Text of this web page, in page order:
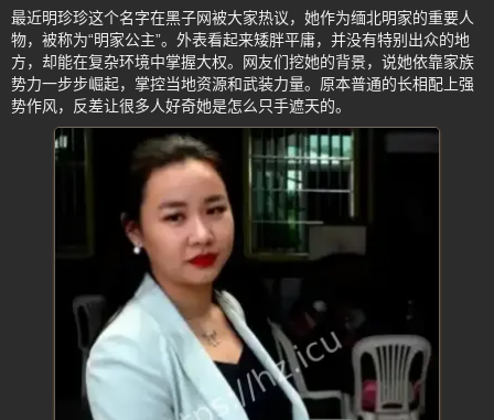
最近明珍珍这个名字在黑子网被大家热议，她作为缅北明家的重要人
物，被称为“明家公主”。外表看起来矮胖平庸，并没有特别出众的地
方，却能在复杂环境中掌握大权。网友们挖她的背景，说她依靠家族
势力一步步崛起，掌控当地资源和武装力量。原本普通的长相配上强
势作风，反差让很多人好奇她是怎么只手遮天的。